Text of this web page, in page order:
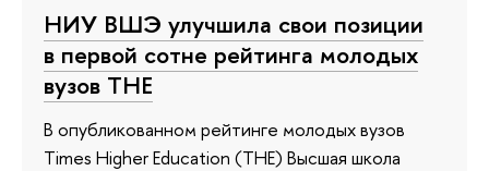
НИУ ВШЭ улучшила свои позиции
в первой сотне рейтинга молодых
вузов ТНЕ
В опубликованном рейтинге молодых вузов
Times Higher Education (ТНЕ) Высшая школа